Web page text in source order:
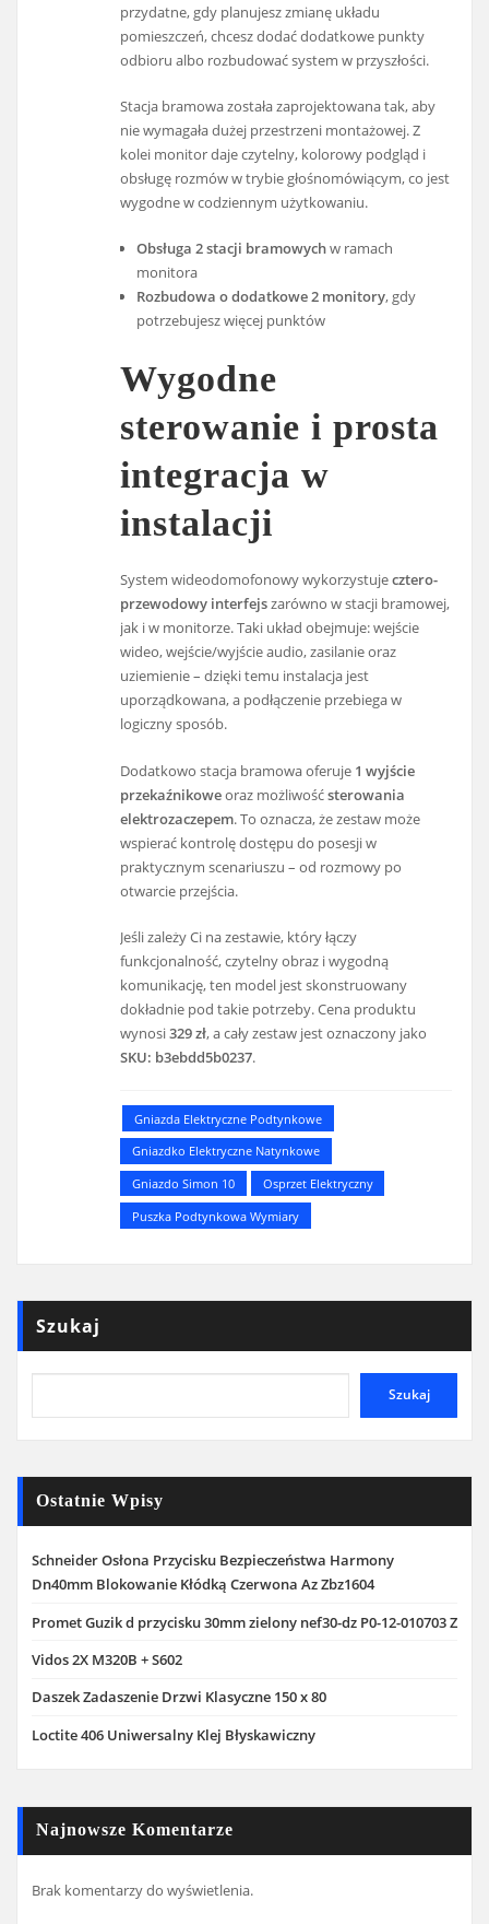
przydatne, gdy planujesz zmianę układu
pomieszczeń, chcesz dodać dodatkowe punkty
odbioru albo rozbudować system w przyszłości.
Stacja bramowa została zaprojektowana tak, aby
nie wymagała dużej przestrzeni montażowej. Z
kolei monitor daje czytelny, kolorowy podgląd i
obsługę rozmów w trybie głośnomówiącym, co jest
wygodne w codziennym użytkowaniu.
Obsługa 2 stacji bramowychw ramach
monitora
Rozbudowa o dodatkowe 2 monitory, gdy
potrzebujesz więcej punktów
Wygodne
sterowanie i prosta
integracja w
instalacji
System wideodomofonowy wykorzystujecztero-
przewodowy interfejszarówno w stacji bramowej,
jak i w monitorze. Taki układ obejmuje: wejście
wideo, wejście/wyjście audio, zasilanie oraz
uziemienie – dzięki temu instalacja jest
uporządkowana, a podłączenie przebiega w
logiczny sposób.
Dodatkowo stacja bramowa oferuje 1 wyjście
przekaźnikoweoraz możliwośćsterowania
elektrozaczepem. To oznacza, że zestaw może
wspierać kontrolę dostępu do posesji w
praktycznym scenariuszu – od rozmowy po
otwarcie przejścia.
Jeśli zależy Ci na zestawie, który łączy
funkcjonalność, czytelny obraz i wygodną
komunikację, ten model jest skonstruowany
dokładnie pod takie potrzeby. Cena produktu
wynosi329 zł, a cały zestaw jest oznaczony jako
SKU: b3ebdd5b0237.
Gniazda Elektryczne Podtynkowe
Gniazdko Elektryczne Natynkowe
Gniazdo Simon 10
Osprzet Elektryczny
Puszka Podtynkowa Wymiary
Szukaj
Szukaj
Ostatnie Wpisy
Schneider Osłona Przycisku Bezpieczeństwa Harmony
Dn40mm Blokowanie Kłódką Czerwona Az Zbz1604
Promet Guzik d przycisku 30mm zielony nef30-dz P0-12-010703 Z
Vidos 2X M320B + S602
Daszek Zadaszenie Drzwi Klasyczne 150 x 80
Loctite 406 Uniwersalny Klej Błyskawiczny
Najnowsze Komentarze
Brak komentarzy do wyświetlenia.